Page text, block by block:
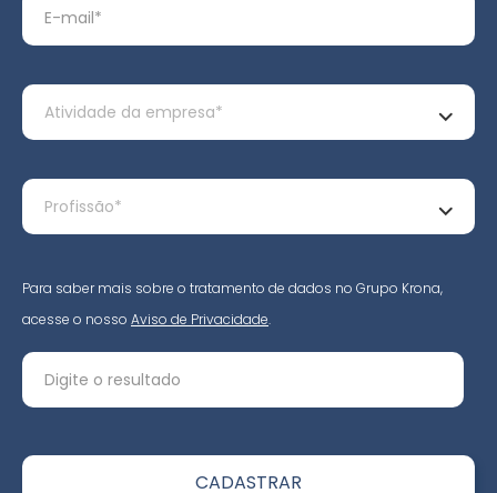
Para saber mais sobre o tratamento de dados no Grupo Krona,
acesse o nosso Aviso de Privacidade.